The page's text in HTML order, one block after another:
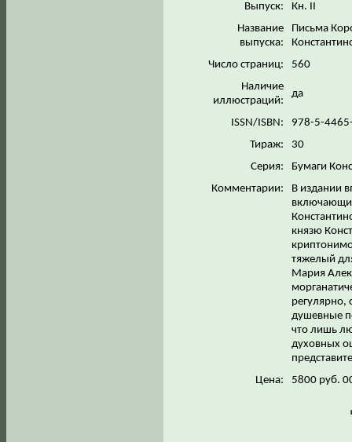
Выпуск:
Кн. II
Название
выпуска:
Письма
Число страниц:
560
Наличие
иллюстраций:
да
ISSN/ISBN:
978-5-
Тираж:
30
Серия:
Бумаги
Комментарии:
В издании
князю
тяжелый
Мария
регулярно,
душевные
что лишь
духовных
Цена:
5800 руб.